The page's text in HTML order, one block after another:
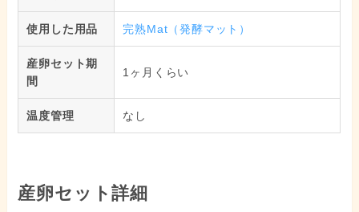
使用した用品 完熟Mat（発酵マット）
産卵セット期
間
1ヶ月くらい
温度管理 なし
産卵セット詳細